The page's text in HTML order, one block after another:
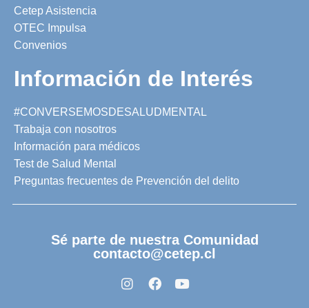
Cetep Asistencia
OTEC Impulsa
Convenios
Información de Interés
#CONVERSEMOSDESALUDMENTAL
Trabaja con nosotros
Información para médicos
Test de Salud Mental
Preguntas frecuentes de Prevención del delito
Sé parte de nuestra Comunidad
contacto@cetep.cl